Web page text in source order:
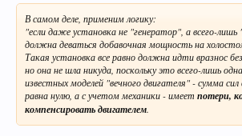
В самом деле, применим логику:
"если даже установка не "генератор", а всего-лишь
должна деваться добавочная мощность на
Такая установка все равно должна идти вразнос
но она не шла никуда, поскольку это всего-лишь
известных моделей "вечного двигателя" - сумма
равна нулю, а с учетом механики - имеет потери,
компенсировать двигателем.